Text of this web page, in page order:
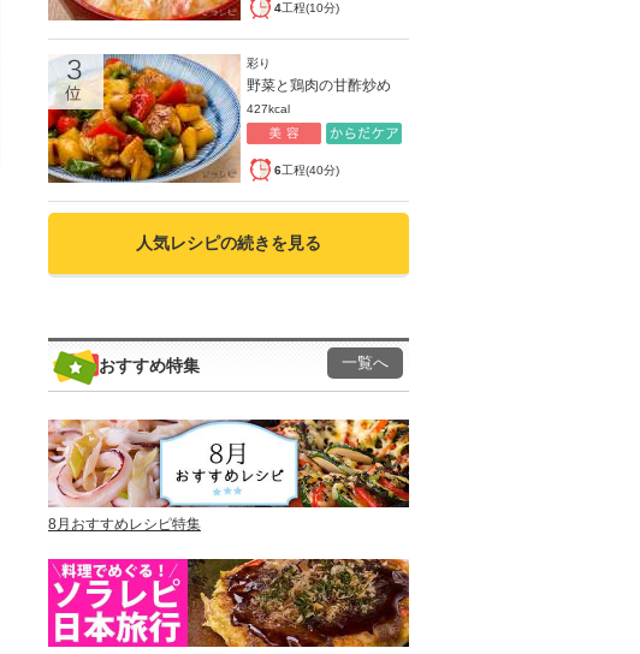
4工程(10分)
彩り
野菜と鶏肉の甘酢炒め
427kcal
6工程(40分)
人気レシピの続きを見る
おすすめ特集 一覧へ
8月おすすめレシピ特集